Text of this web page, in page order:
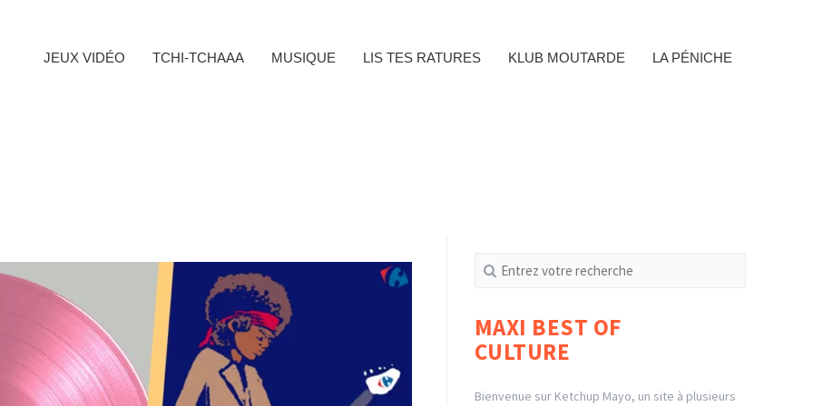
LA PÉNICHE
KLUB MOUTARDE
LIS TES RATURES
MUSIQUE
TCHI-TCHAAA
JEUX VIDÉO
pour
MAXI BEST OF
CULTURE
Bienvenue sur Ketchup Mayo, un site à plusieurs